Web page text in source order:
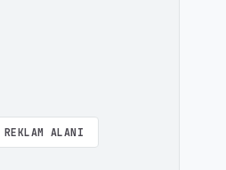
REKLAM ALANI